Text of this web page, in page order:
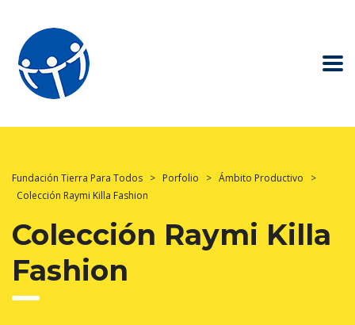
Fundación Tierra Para Todos > Porfolio > Ámbito Productivo
>
Colección Raymi Killa Fashion
Colección Raymi Killa
Fashion